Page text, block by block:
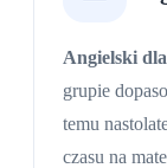
Angielski
grupie
temu
czasu na